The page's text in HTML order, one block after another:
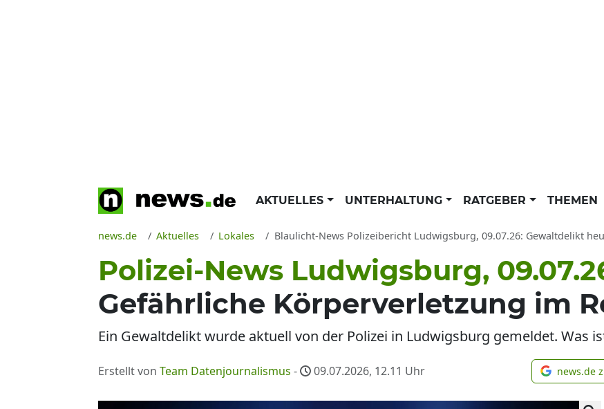
AKTUELLES UNTERHALTUNG RATGEBER THEMEN
news.de Aktuelles Lokales Blaulicht-News Polizeibericht Ludwigsburg, 09.07.26: Gewaltdelikt
Polizei-News Ludwigsburg,
Gefährliche Körperverletzung im
Ein Gewaltdelikt wurde aktuell von der Polizei in Ludwigsburg gemeldet. Was
Erstellt von Team Datenjournalismus - 09.07.2026, 12.11 Uhr news.de